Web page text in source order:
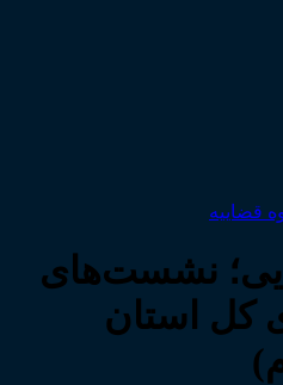
قضاییه
نشست‌های
کل استان